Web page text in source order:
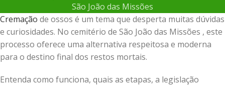
São João das Missões
Cremação de ossos é um tema que desperta muitas dúvidas
e curiosidades. No cemitério de São João das Missões , este
processo oferece uma alternativa respeitosa e moderna
para o destino final dos restos mortais.
Entenda como funciona, quais as etapas, a legislação